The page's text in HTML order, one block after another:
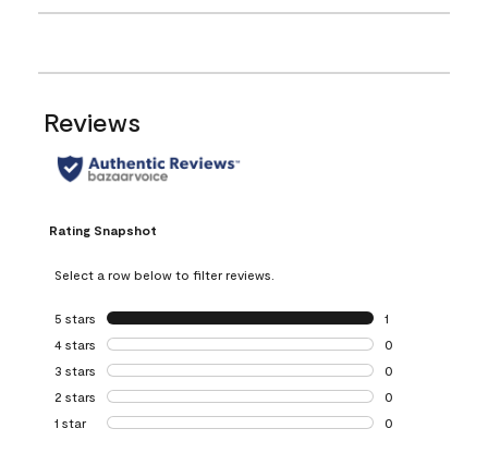
Reviews
Rating Snapshot
Select a row below to filter reviews.
5 stars stars
1
1 review with 5
4 stars stars
0
0 reviews with 4
3 stars stars
0
0 reviews with 3
2 stars stars
0
0 reviews with 2
1 star stars
0